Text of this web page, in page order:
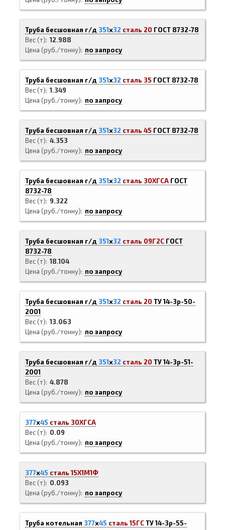
Труба бесшовная г/д 351х32 сталь 20 ГОСТ 8732-78
Вес (т) 12.988
Цена (руб./тонну)
по запросу
Труба бесшовная г/д 351х32 сталь 35 ГОСТ 8732-78
Вес (т) 1.349
Цена (руб./тонну)
по запросу
Труба бесшовная г/д 351х32 сталь 45 ГОСТ 8732-78
Вес (т) 4.353
Цена (руб./тонну)
по запросу
Труба бесшовная г/д 351х32 сталь 30ХГСА ГОСТ
8732-78
Вес (т)
9.322
Цена (руб./тонну)
по запросу
Труба бесшовная г/д 351х32 сталь 09Г2С ГОСТ
8732-78
Вес (т) 18.104
Цена (руб./тонну)
по запросу
Труба бесшовная г/д 351х32 сталь 20 ТУ 14-3р-50-
2001
Вес (т) 13.063
Цена (руб./тонну)
по запросу
Труба бесшовная г/д 351х32 сталь 20 ТУ 14-3р-51-
2001
Вес (т) 4.878
Цена (руб./тонну)
по запросу
377х45 сталь 30ХГСА
Вес (т)
0.09
Цена (руб./тонну)
по запросу
377х45 сталь 15Х1М1Ф
Вес (т)
0.093
Цена (руб./тонну)
по запросу
Труба котельная 377х45 сталь 15ГСТУ 14-3р-55-